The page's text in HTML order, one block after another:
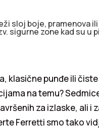
sloj boje, pramenova
sigurne zone kad su u
klasične punđe ili
na temu?
za izlaske, ali i
Ferretti smo tako